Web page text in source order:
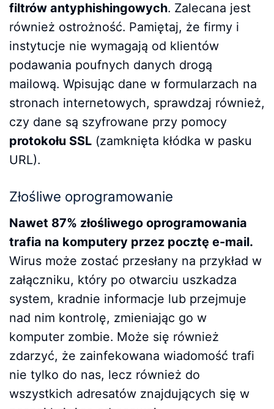
filtrów antyphishingowych. Zalecana jest
również ostrożność. Pamiętaj, że firmy i
instytucje nie wymagają od klientów
podawania poufnych danych drogą
mailową. Wpisując dane w formularzach na
stronach internetowych, sprawdzaj również,
czy dane są szyfrowane przy pomocy
protokołu SSL (zamknięta kłódka w pasku
URL).
Złośliwe oprogramowanie
Nawet 87% złośliwego oprogramowania
trafia na komputery przez pocztę e-mail.
Wirus może zostać przesłany na przykład w
załączniku, który po otwarciu uszkadza
system, kradnie informacje lub przejmuje
nad nim kontrolę, zmieniając go w
komputer zombie. Może się również
zdarzyć, że zainfekowana wiadomość trafi
nie tylko do nas, lecz również do
wszystkich adresatów znajdujących się w